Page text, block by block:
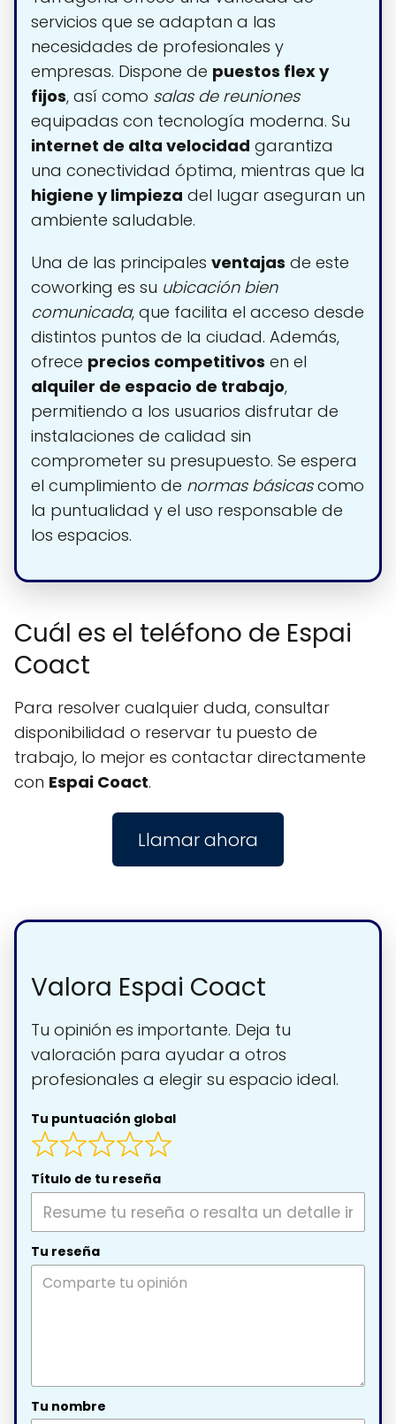
servicios que se adaptan a las
necesidades de profesionales y
empresas. Dispone de puestos flex y
fijos, así como salas de reuniones
equipadas con tecnología moderna. Su
internet de alta velocidad garantiza
una conectividad óptima, mientras que la
higiene y limpieza del lugar aseguran un
ambiente saludable.
Una de las principales ventajas de este
coworking es su ubicación bien
comunicada, que facilita el acceso desde
distintos puntos de la ciudad. Además,
ofrece precios competitivos en el
alquiler de espacio de trabajo,
permitiendo a los usuarios disfrutar de
instalaciones de calidad sin
comprometer su presupuesto. Se espera
el cumplimiento de normas básicascomo
la puntualidad y el uso responsable de
los espacios.
Cuál es el teléfono de Espai
Coact
Para resolver cualquier duda, consultar
disponibilidad o reservar tu puesto de
trabajo, lo mejor es contactar directamente
con Espai Coact.
Llamar ahora
Valora Espai Coact
Tu opinión es importante. Deja tu
valoración para ayudar a otros
profesionales a elegir su espacio ideal.
Tu puntuación global
Título de tu reseña
Tu reseña
Tu nombre